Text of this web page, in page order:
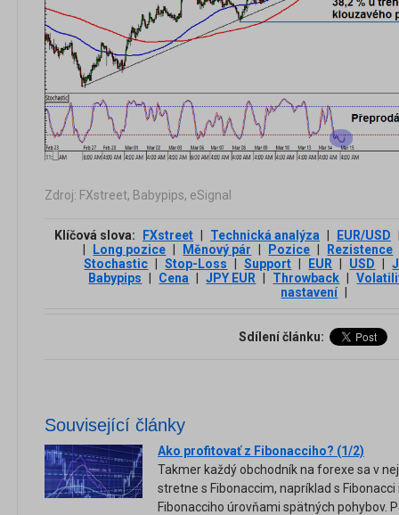
Zdroj: FXstreet, Babypips, eSignal
Klíčová slova: FXstreet | Technická analýza | EUR/USD
|
Long pozice | Měnový pár | Pozice |
Rezistence
Stochastic | Stop-Loss | Support | EUR | USD |
Babypips | Cena | JPY EUR | Throwback |
nastavení |
Sdílení článku:
Související články
Ako profitovať z Fibonacciho? (1/2)
Takmer každý obchodník na forexe sa v
stretne s Fibonaccim, napríklad s
Fibonacciho úrovňami spätných pohybov.